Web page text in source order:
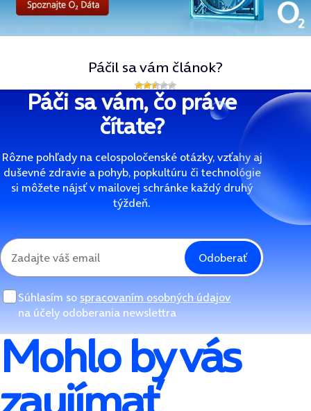
Páčil sa vám článok?
Páči sa vám, čo práve
čítate?
Rôzne pohľady na celospoločenské otázky, vzťahy aj
duševné zdravie a pohyb, popkultúru či technológie
si môžete nájsť v mailovej schránke každý druhý
týždeň.
Odoberať
Súhlasím so spracovaním osobných údajov
na účely odoberania newslettra
Mohlo by vás